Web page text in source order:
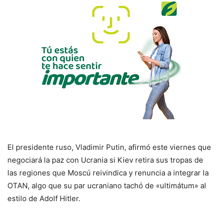
El presidente ruso, Vladimir Putin, afirmó este viernes que
negociará la paz con Ucrania si Kiev retira sus tropas de
las regiones que Moscú reivindica y renuncia a integrar la
OTAN, algo que su par ucraniano tachó de «ultimátum» al
estilo de Adolf Hitler.